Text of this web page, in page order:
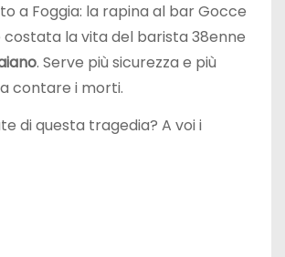
a Foggia: la rapina al bar Gocce
costata la vita del barista 38enne
. Serve più sicurezza e più
contare i morti.
di questa tragedia? A voi i